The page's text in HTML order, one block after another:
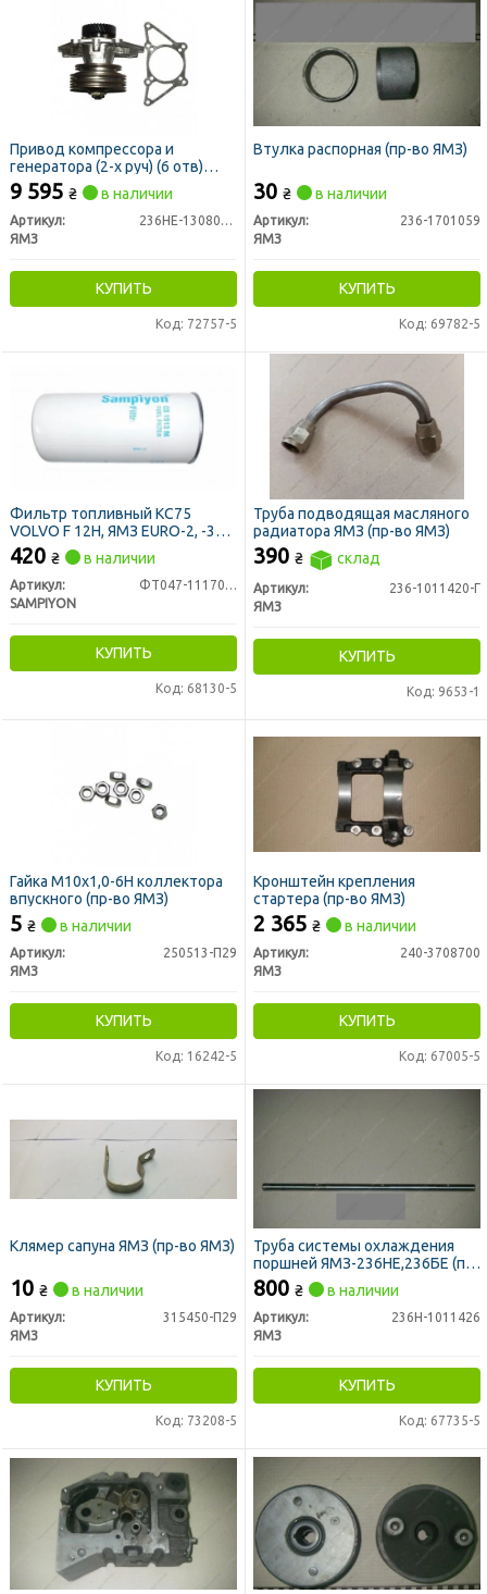
Привод компрессора и
генератора (2-х руч) (6 отв)
ЛАЗ,МАЗ (пр-во ЯМЗ)
9 595 ₴ в наличии
Артикул:
236НЕ-1308011-К
ЯМЗ
КУПИТЬ
Код: 72757-5
Втулка распорная (пр-во ЯМЗ)
30 ₴ в наличии
Артикул:
236-1701059
ЯМЗ
КУПИТЬ
Код: 69782-5
Фильтр топливный KC75
VOLVO F 12H, ЯМЗ EURO-2, -3
(аналог ФТ047-1117010) (пр-во
SAMPIYON, Турция)
420 ₴ в наличии
Артикул:
ФТ047-1117010 (CS 1513 M)
SAMPIYON
КУПИТЬ
Код: 68130-5
Труба подводящая масляного
радиатора ЯМЗ (пр-во ЯМЗ)
390 ₴ склад
Артикул:
236-1011420-Г
ЯМЗ
КУПИТЬ
Код: 9653-1
Гайка М10х1,0-6Н коллектора
впускного (пр-во ЯМЗ)
5 ₴ в наличии
Артикул:
250513-П29
ЯМЗ
КУПИТЬ
Код: 16242-5
Кронштейн крепления
стартера (пр-во ЯМЗ)
2 365 ₴ в наличии
Артикул:
240-3708700
ЯМЗ
КУПИТЬ
Код: 67005-5
Клямер сапуна ЯМЗ (пр-во ЯМЗ)
10 ₴ в наличии
Артикул:
315450-П29
ЯМЗ
КУПИТЬ
Код: 73208-5
Труба системы охлаждения
поршней ЯМЗ-236НЕ,236БЕ (пр-
во ЯМЗ)
800 ₴ в наличии
Артикул:
236Н-1011426
ЯМЗ
КУПИТЬ
Код: 67735-5